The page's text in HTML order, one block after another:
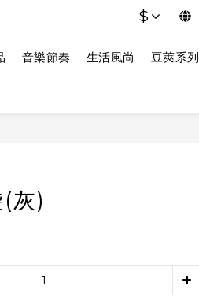
$
音樂節奏 生活風尚 豆莢系列
灰)